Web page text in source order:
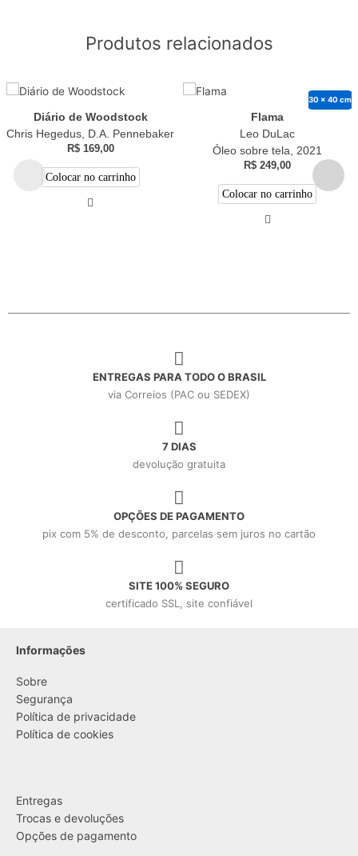
Produtos relacionados
Diário de Woodstock
Chris Hegedus, D.A. Pennebaker
R$169,00
Colocar no carrinho
30 x 40 cm
Flama
Leo DuLac
Óleo sobre tela, 2021
R$ 249,00
Colocar no carrinho
ENTREGAS PARA TODO O BRASIL
via Correios (PAC ou SEDEX)
7 DIAS
devolução gratuita
OPÇÕES DE PAGAMENTO
pix com 5% de desconto, parcelas sem juros no cartão
SITE 100% SEGURO
certificado SSL, site confiável
Informações
Sobre
Segurança
Política de privacidade
Política de cookies
Entregas
Trocas e devoluções
Opções de pagamento